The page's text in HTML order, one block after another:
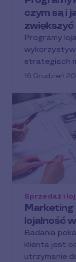
czym są i
zwiększyć
Programy
strategiach
16 Grudzień
Marketing
lojalność
Sprzedaż i
Badania
klienta jest
utrzymanie